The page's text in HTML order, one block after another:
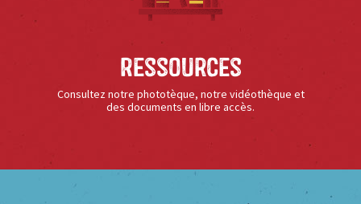
Ressources
Consultez notre phototèque, notre vidéothèque et
des documents en libre accès.